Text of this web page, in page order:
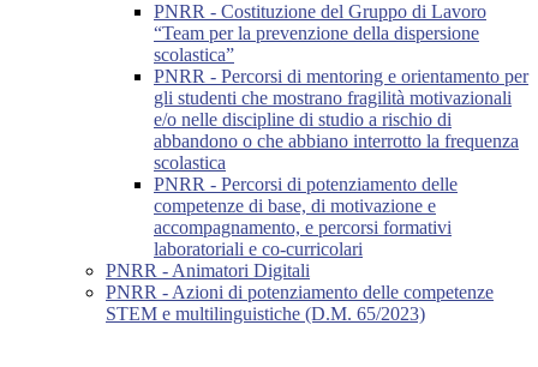
PNRR - Costituzione del Gruppo di Lavoro
“Team per la prevenzione della dispersione
scolastica”
PNRR - Percorsi di mentoring e orientamento per
gli studenti che mostrano fragilità motivazionali
e/o nelle discipline di studio a rischio di
abbandono o che abbiano interrotto la frequenza
scolastica
PNRR - Percorsi di potenziamento delle
competenze di base, di motivazione e
accompagnamento, e percorsi formativi
laboratoriali e co-curricolari
PNRR - Animatori Digitali
PNRR - Azioni di potenziamento delle competenze
STEM e multilinguistiche (D.M. 65/2023)